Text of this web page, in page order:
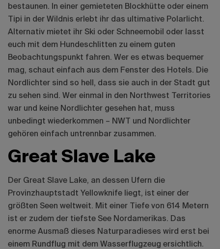
bestaunen. In einer gemieteten Blockhütte oder einem
Tipi in der Wildnis erlebt ihr das ultimative Polarlicht.
Alternativ mietet ihr Ski oder Schneemobil oder lasst
euch mit dem Hundeschlitten zu einem guten
Beobachtungspunkt fahren. Wer es etwas bequemer
mag, schaut einfach aus dem Fenster des Hotels. Die
Nordlichter sind so hell, dass sie auch in der Stadt gut
zu sehen sind. Wer einmal in den Northwest Territories
war und keine Nordlichter gesehen hat, muss
unbedingt wiederkommen – NWT und Nordlichter
gehören einfach untrennbar zusammen.
Great Slave Lake
Der Great Slave Lake, an dessen Ufern die
Provinzhauptstadt Yellowknife liegt, ist einer der
größten Seen weltweit. Mit einer Tiefe von 614 Metern
ist er zudem der tiefste See Nordamerikas. Das
enorme Ausmaß dieses Naturparadieses wird erst bei
einem Rundflug mit dem Wasserflugzeug ersichtlich.